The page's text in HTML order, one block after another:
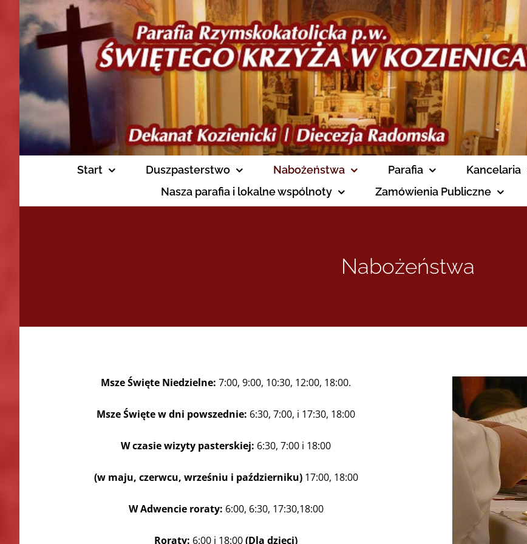
Skip
Start Duszpasterstwo Nabożeństwa Parafia Kancelaria
Nasza parafia i lokalne wspólnoty
Zamówienia Publiczne
Nabożeństwa
Msze Święte Niedzielne: 7:00, 9:00, 10:30, 12:00, 18:00.
Msze Święte w dni powszednie: 6:30, 7:00, i 17:30, 18:00
W czasie wizyty pasterskiej: 6:30, 7:00 i 18:00
(w maju, czerwcu, wrześniu i październiku)17:00, 18:00
W Adwencie roraty: 6:00, 6:30, 17:30,18:00
Roraty: 6:00 i 18:00(Dla dzieci)